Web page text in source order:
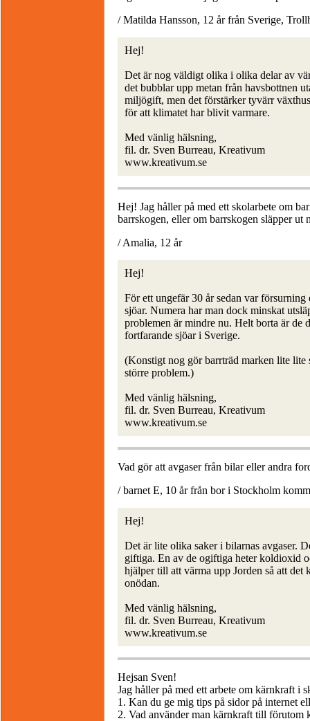
/ Matilda Hansson, 12 år från Sverige,
Hej!
Det är nog väldigt olika i olika delar av
det bubblar upp metan från havsbottnen
miljögift, men det förstärker tyvärr
för att klimatet har blivit varmare.
Med vänlig hälsning,
fil. dr. Sven Burreau, Kreativum
www.kreativum.se
Hej! Jag håller på med ett skolarbete om
barrskogen, eller om barrskogen släpper
/ Amalia, 12 år
Hej!
För ett ungefär 30 år sedan var
sjöar. Numera har man dock minskat
problemen är mindre nu. Helt borta är de
fortfarande sjöar i Sverige.
(Konstigt nog gör barrträd marken lite
större problem.)
Med vänlig hälsning,
fil. dr. Sven Burreau, Kreativum
www.kreativum.se
Vad gör att avgaser från bilar eller andra
/ barnet E, 10 år från bor i Stockholm
Hej!
Det är lite olika saker i bilarnas avgaser.
giftiga. En av de ogiftiga heter koldioxid
hjälper till att värma upp Jorden så att
onödan.
Med vänlig hälsning,
fil. dr. Sven Burreau, Kreativum
www.kreativum.se
Hejsan Sven!
Jag håller på med ett arbete om kärnkraft i
1. Kan du ge mig tips på sidor på internet
2. Vad använder man kärnkraft till förutom